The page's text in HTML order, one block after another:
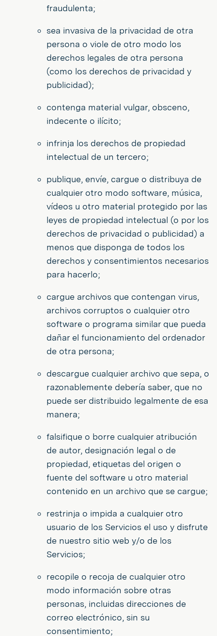
fraudulenta;
sea invasiva de la privacidad de otra
persona o viole de otro modo los
derechos legales de otra persona
(como los derechos de privacidad y
publicidad);
contenga material vulgar, obsceno,
indecente o ilícito;
infrinja los derechos de propiedad
intelectual de un tercero;
publique, envíe, cargue o distribuya de
cualquier otro modo software, música,
vídeos u otro material protegido por las
leyes de propiedad intelectual (o por los
derechos de privacidad o publicidad) a
menos que disponga de todos los
derechos y consentimientos necesarios
para hacerlo;
cargue archivos que contengan virus,
archivos corruptos o cualquier otro
software o programa similar que pueda
dañar el funcionamiento del ordenador
de otra persona;
descargue cualquier archivo que sepa, o
razonablemente debería saber, que no
puede ser distribuido legalmente de esa
manera;
falsifique o borre cualquier atribución
de autor, designación legal o de
propiedad, etiquetas del origen o
fuente del software u otro material
contenido en un archivo que se cargue;
restrinja o impida a cualquier otro
usuario de los Servicios el uso y disfrute
de nuestro sitio web y/o de los
Servicios;
recopile o recoja de cualquier otro
modo información sobre otras
personas, incluidas direcciones de
correo electrónico, sin su
consentimiento;